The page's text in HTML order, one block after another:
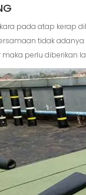
pada atap kerap
tidak
perlu diberikan